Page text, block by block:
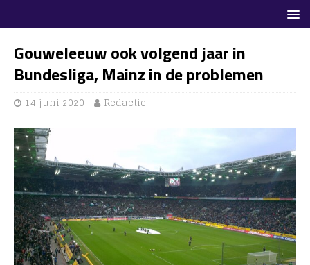
Gouweleeuw ook volgend jaar in
Bundesliga, Mainz in de problemen
14 juni 2020 Redactie